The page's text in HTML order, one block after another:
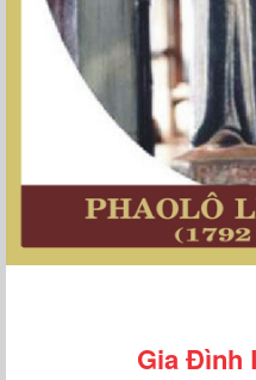
Gia Đình